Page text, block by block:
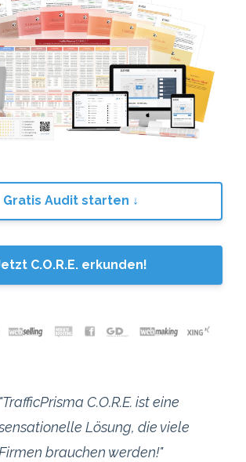
Gratis Audit starten ↓
C.O.R.E. erkunden!
"TrafficPrisma C.O.R.E. ist eine
Lösung, die viele
brauchen werden!"